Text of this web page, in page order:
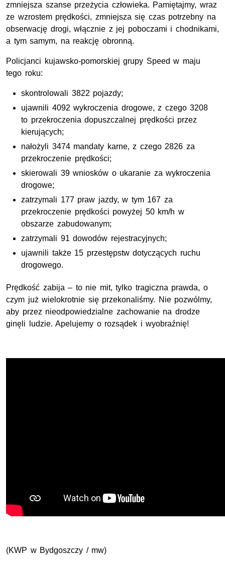
zmniejsza szanse przeżycia człowieka. Pamiętajmy, wraz
ze wzrostem prędkości, zmniejsza się czas potrzebny na
obserwację drogi, włącznie z jej poboczami i chodnikami,
a tym samym, na reakcję obronną.
Policjanci kujawsko-pomorskiej grupy Speed w maju
tego roku:
skontrolowali 3822 pojazdy;
ujawnili 4092 wykroczenia drogowe, z czego 3208
to przekroczenia dopuszczalnej prędkości przez
kierujących;
nałożyli 3474 mandaty karne, z czego 2826 za
przekroczenie prędkości;
skierowali 39 wniosków o ukaranie za wykroczenia
drogowe;
zatrzymali 177 praw jazdy, w tym 167 za
przekroczenie prędkości powyżej 50 km/h w
obszarze zabudowanym;
zatrzymali 91 dowodów rejestracyjnych;
ujawnili także 15 przestępstw dotyczących ruchu
drogowego.
Prędkość zabija – to nie mit, tylko tragiczna prawda, o
czym już wielokrotnie się przekonaliśmy. Nie pozwólmy,
aby przez nieodpowiedzialne zachowanie na drodze
ginęli ludzie. Apelujemy o rozsądek i wyobraźnię!
(KWP w Bydgoszczy / mw)